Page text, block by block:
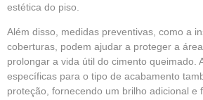
estética do piso.
Além disso, medidas preventivas, como a
coberturas, podem ajudar a proteger a
prolongar a vida útil do cimento queimado.
específicas para o tipo de acabamento
proteção, fornecendo um brilho adicional e